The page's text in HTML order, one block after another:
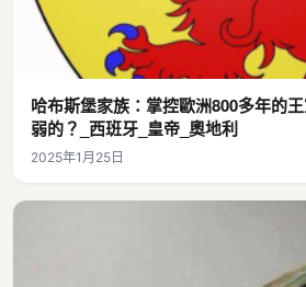
哈布斯堡家族：掌控歐洲800多年的
弱的？_西班牙_皇帝_奧地利
2025年1月25日